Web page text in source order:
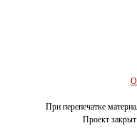
О
При перепечатке
Проект закрыт